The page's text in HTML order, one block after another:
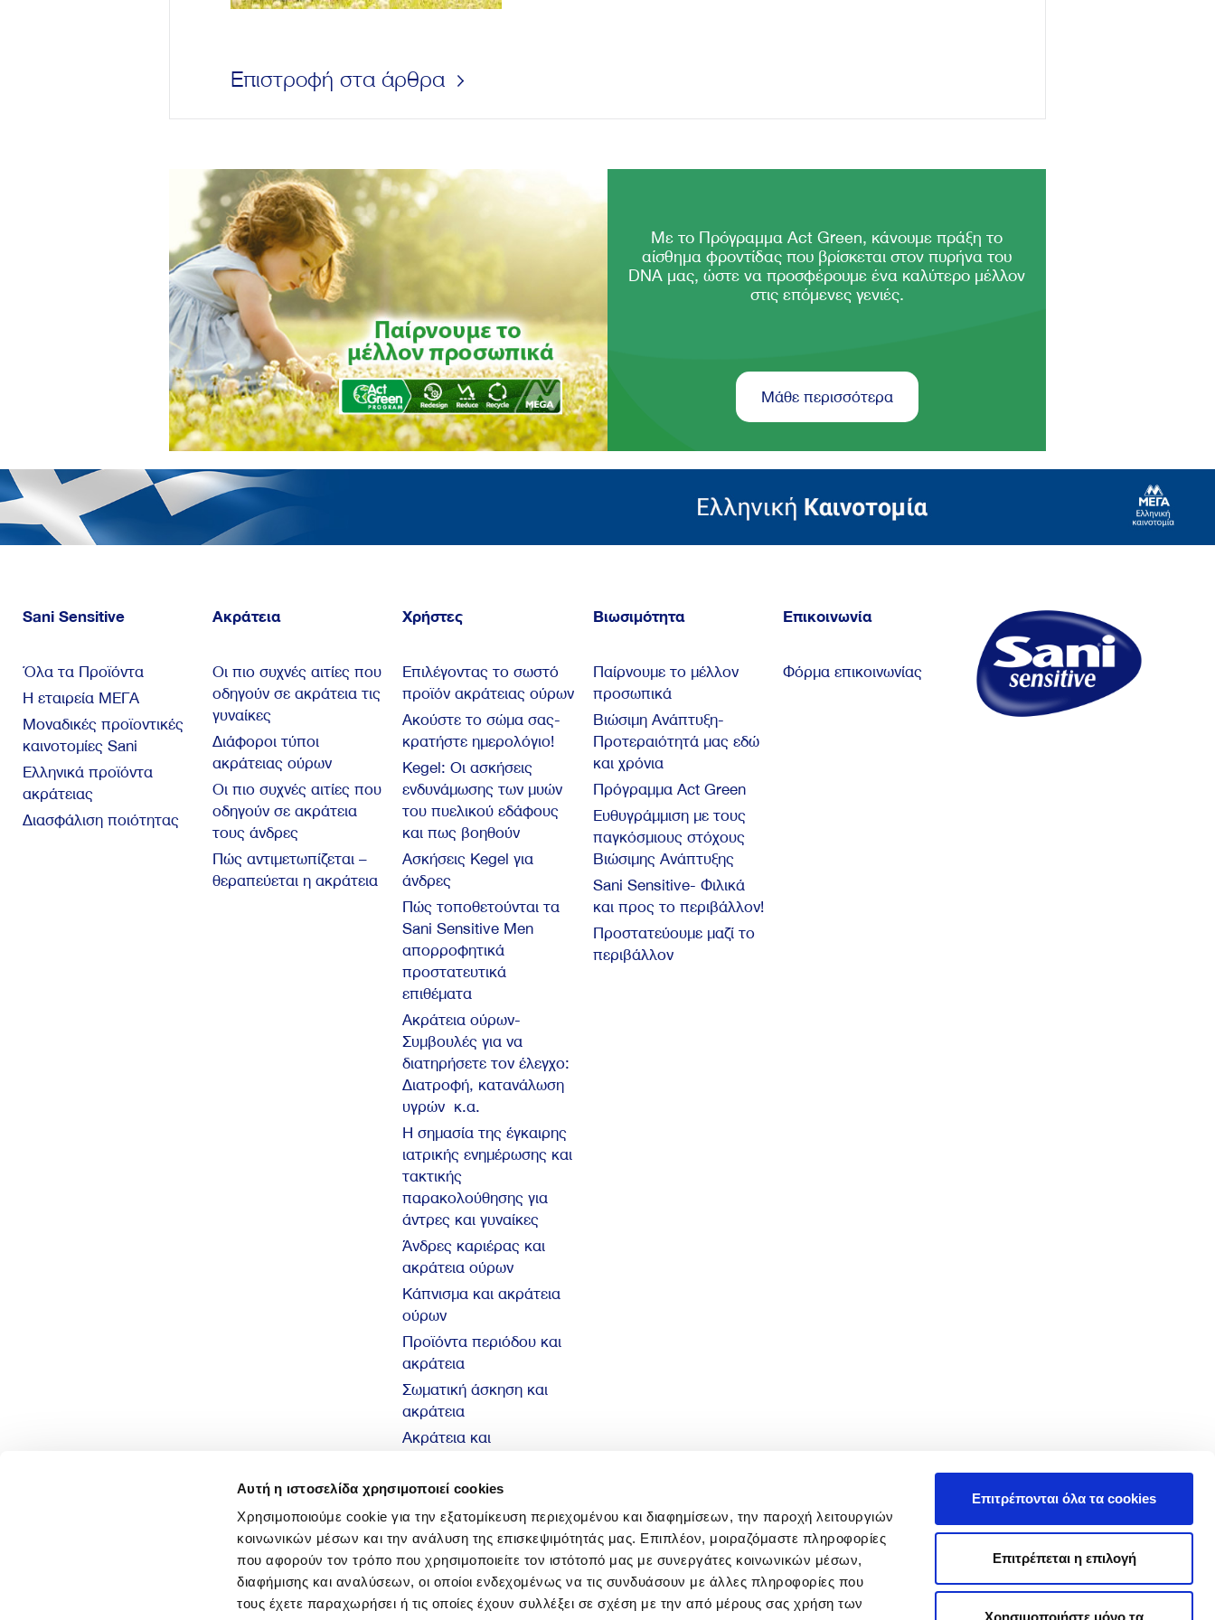
Αυτή η ιστοσελίδα χρησιμοποιεί cookies
Χρησιμοποιούμε cookie για την εξατομίκευση περιεχομένου και διαφημίσεων, την παροχή λειτουργιών
κοινωνικών μέσων και την ανάλυση της επισκεψιμότητάς μας. Επιπλέον, μοιραζόμαστε πληροφορίες
που αφορούν τον τρόπο που χρησιμοποιείτε τον ιστότοπό μας με συνεργάτες κοινωνικών μέσων,
διαφήμισης και αναλύσεων, οι οποίοι ενδεχομένως να τις συνδυάσουν με άλλες πληροφορίες που
τους έχετε παραχωρήσει ή τις οποίες έχουν συλλέξει σε σχέση με την από μέρους σας χρήση των
Επιτρέπονται όλα τα cookies
Επιτρέπεται η επιλογή
Χρησιμοποιήστε μόνο τα
Επιστροφή στα άρθρα
Με το Πρόγραμμα Act Green, κάνουμε πράξη το
αίσθημα φροντίδας που βρίσκεται στον πυρήνα του
DNA μας, ώστε να προσφέρουμε ένα καλύτερο μέλλον
στις επόμενες γενιές.
Μάθε περισσότερα
Sani Sensitive
Όλα τα Προϊόντα
Η εταιρεία ΜΕΓΑ
Μοναδικές προϊοντικές
καινοτομίες Sani
Ελληνικά προϊόντα
ακράτειας
Διασφάλιση ποιότητας
Ακράτεια
Οι πιο συχνές αιτίες που
οδηγούν σε ακράτεια τις
γυναίκες
Διάφοροι τύποι
ακράτειας ούρων
Οι πιο συχνές αιτίες που
οδηγούν σε ακράτεια
τους άνδρες
Πώς αντιμετωπίζεται –
θεραπεύεται η ακράτεια
Χρήστες
Επιλέγοντας το σωστό
προϊόν ακράτειας ούρων
Ακούστε το σώμα σας-
κρατήστε ημερολόγιο!
Kegel: Oι ασκήσεις
ενδυνάμωσης των μυών
του πυελικού εδάφους
και πως βοηθούν
Ασκήσεις Kegel για
άνδρες
Πώς τοποθετούνται τα
Sani Sensitive Men
απορροφητικά
προστατευτικά
επιθέματα
Ακράτεια ούρων-
Συμβουλές για να
διατηρήσετε τον έλεγχο:
Διατροφή, κατανάλωση
υγρών κ.α.
Η σημασία της έγκαιρης
ιατρικής ενημέρωσης και
τακτικής
παρακολούθησης για
άντρες και γυναίκες
Άνδρες καριέρας και
ακράτεια ούρων
Κάπνισμα και ακράτεια
ούρων
Προϊόντα περιόδου και
ακράτεια
Σωματική άσκηση και
ακράτεια
Ακράτεια και
10 βασικά στοιχεία για
την ακράτεια
Βιωσιμότητα
Παίρνουμε το μέλλον
προσωπικά
Βιώσιμη Ανάπτυξη-
Προτεραιότητά μας εδώ
και χρόνια
Πρόγραμμα Act Green
Ευθυγράμμιση με τους
παγκόσμιους στόχους
Βιώσιμης Ανάπτυξης
Sani Sensitive- Φιλικά
και προς το περιβάλλον!
Προστατεύουμε μαζί το
περιβάλλον
Επικοινωνία
Φόρμα επικοινωνίας
© 2026 Sani Sensitive. All rights reserved.